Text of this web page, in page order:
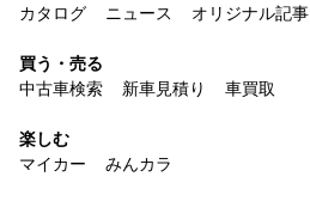
カタログ
ニュース オリジナル記事
買う・売る
中古車検索
新車見積り 車買取
楽しむ
マイカー
みんカラ